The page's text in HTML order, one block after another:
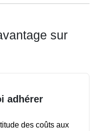
sur
adhérer
des coûts aux